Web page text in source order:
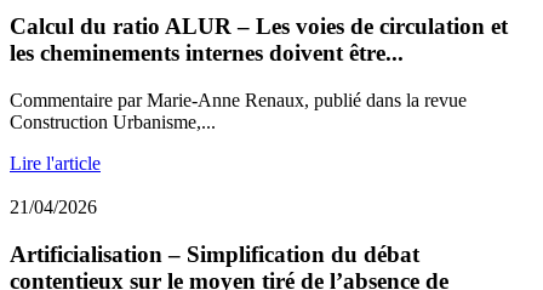
Calcul du ratio ALUR – Les voies de circulation et
les cheminements internes doivent être...
Commentaire par Marie-Anne Renaux, publié dans la revue
Construction Urbanisme,...
Lire l'article
21/04/2026
Artificialisation – Simplification du débat
contentieux sur le moyen tiré de l’absence de